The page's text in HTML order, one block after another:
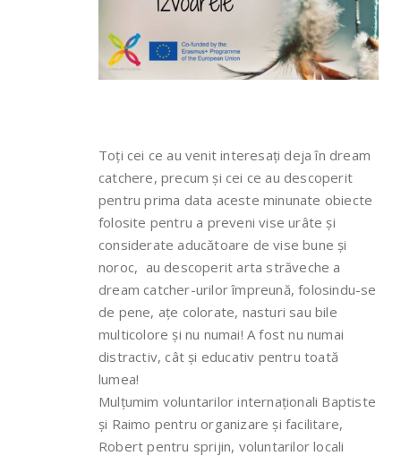
Toți cei ce au venit interesați deja în dream
catchere, precum și cei ce au descoperit
pentru prima data aceste minunate obiecte
folosite pentru a preveni vise urâte și
considerate aducătoare de vise bune și
noroc, au descoperit arta străveche a
dream catcher-urilor împreună, folosindu-se
de pene, ațe colorate, nasturi sau bile
multicolore și nu numai! A fost nu numai
distractiv, cât și educativ pentru toată
lumea!
Mulțumim voluntarilor internaționali Baptiste
și Raimo pentru organizare și facilitare,
Robert pentru sprijin, voluntarilor locali